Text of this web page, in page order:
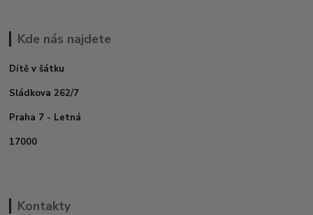
Kde nás najdete
Dítě v šátku
Sládkova 262/7
Praha 7 - Letná
17000
Kontakty